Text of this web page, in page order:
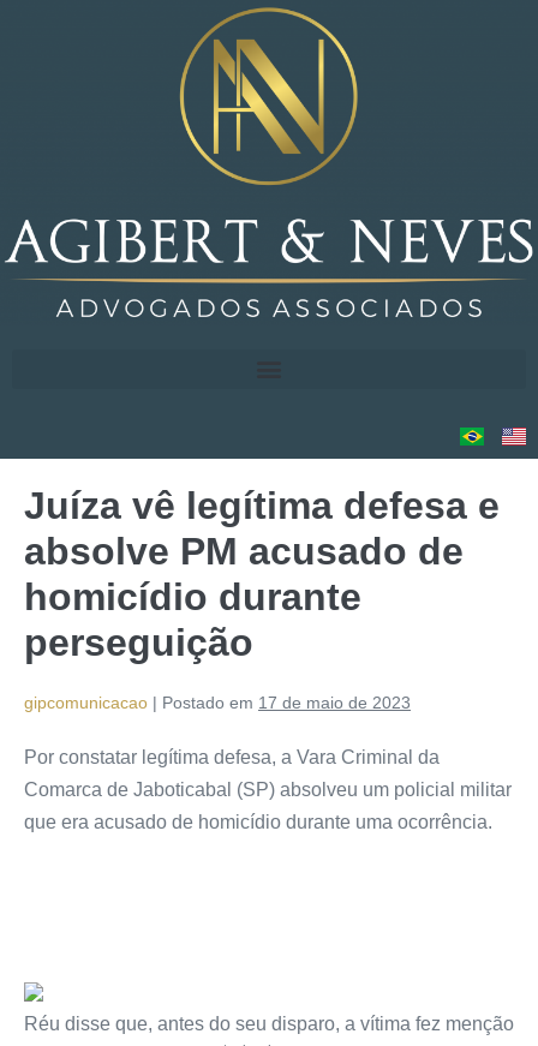
Juíza vê legítima defesa e
absolve PM acusado de
homicídio durante
perseguição
gipcomunicacao | Postado em 17 de maio de 2023
Por constatar legítima defesa, a Vara Criminal da
Comarca de Jaboticabal (SP) absolveu um policial militar
que era acusado de homicídio durante uma ocorrência.
Réu disse que, antes do seu disparo, a vítima fez menção